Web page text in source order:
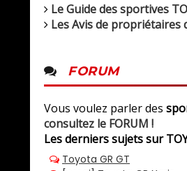
Le Guide des sportives
Les Avis de propriétaires
FORUM
Vous voulez parler des
consultez le FORUM !
Les derniers sujets sur